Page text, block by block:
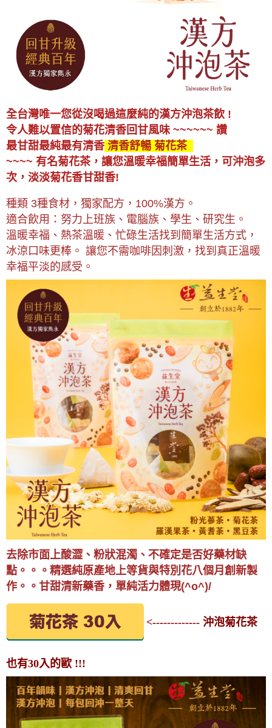
全台灣唯一您從沒喝過這麼純的漢方沖泡茶飲 !
令人難以置信的菊花清香回甘風味 ~~~~~~ 讚
最甘甜最純最有清香 清香舒暢 菊花茶
~~~~ 有名菊花茶，讓您溫暖幸福簡單生活，可沖泡多
次， 淡淡菊花香甘甜香!
種類 3種食材，獨家配方，100%漢方。
適合飲用：努力上班族、電腦族、學生、研究生。
溫暖幸福、熱茶溫暖、忙碌生活找到簡單生活方式，
冰涼口味更棒。 讓您不需咖啡因刺激，找到真正溫暖
幸福平淡的感受。
去除市面上酸澀、粉狀混濁、不確定是否好藥材缺
點。。。精選純原產地上等貨與特別花八個月創新製
作。。甘甜清新藥香，單純活力體現(^o^)/
<------------- 沖泡菊花茶
也有30入的歐 !!!